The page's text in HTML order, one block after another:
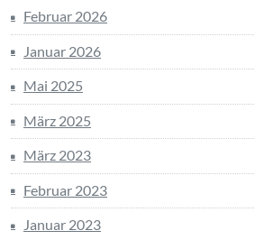
Februar 2026
Januar 2026
Mai 2025
März 2025
März 2023
Februar 2023
Januar 2023